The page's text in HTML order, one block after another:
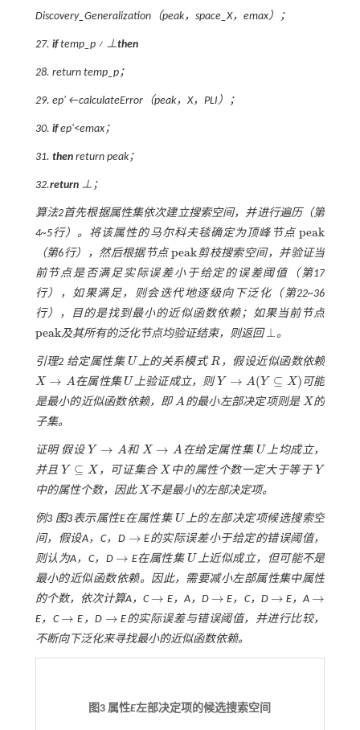
Discovery_Generalization（peak，space_X，emax）；
27. iftemp_p ≠ ⊥then
28. return temp_p；
29. ep'←calculateError（peak，X，PLI）；
30. if ep'<emax；
31. thenreturn peak；
32.return⊥；
算法2首先根据属性集依次建立搜索空间，并进行遍历（第
4~5行）。将该属性的马尔科夫毯确定为顶峰节点 peak
peak
（第6行），然后根据节点 peak
peak 剪枝搜索空间，并验证当
前节点是否满足实际误差小于给定的误差阈值（第17
行），如果满足，则会迭代地逐级向下泛化（第22~36
行），目的是找到最小的近似函数依赖；如果当前节点
peak
peak 及其所有的泛化节点均验证结束，则返回 ⊥
⊥。
引理2 给定属性集 U
U 上的关系模式 R
R ，假设近似函数依赖
X → A
X→A 在属性集 U
U 上验证成立，则 Y → A(Y ⊆ X)
Y A( Y⊆X)
可能
是最小的近似函数依赖，即 A
A 的最小左部决定项则是 X
X 的
子集。
证明假设 Y → A
Y→A 和 X → A
X→A 在给定属性集 U
U 上均成立，
并且 Y ⊆ X
Y ⊆X ，可证集合 X
X 中的属性个数一定大于等于 Y
Y
中的属性个数，因此 X
X 不是最小的左部决定项。
例3 图3表示属性E在属性集 U
U 上的左部决定项候选搜索空
间，假设A， C， D →
→ E的实际误差小于给定的错误阈值，
则认为A， C， D →
→ E在属性集 U
U 上近似成立，但可能不是
最小的近似函数依赖。因此，需要减小左部属性集中属性
的个数，依次计算A，C →
→ E，A， D →
→ E， C， D →
→ E，A →
→
E， C →
→ E，D →
→ E的实际误差与错误阈值，并进行比较，
不断向下泛化来寻找最小的近似函数依赖。
图3 属性E左部决定项的候选搜索空间